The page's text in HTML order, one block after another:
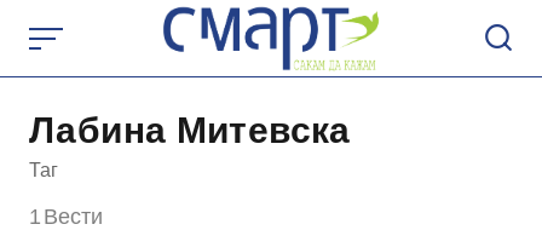
content
Лабина Митевска
Таг
1 Вести